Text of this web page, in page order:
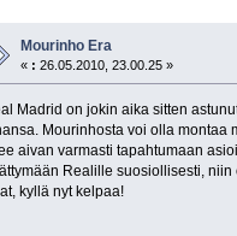
Mourinho Era
« : 26.05.2010, 23.00.25 »
Madrid on jokin aika sitten
Mourinhosta voi olla montaa
aivan varmasti tapahtumaan
Realille suosiollisesti,
kyllä nyt kelpaa!